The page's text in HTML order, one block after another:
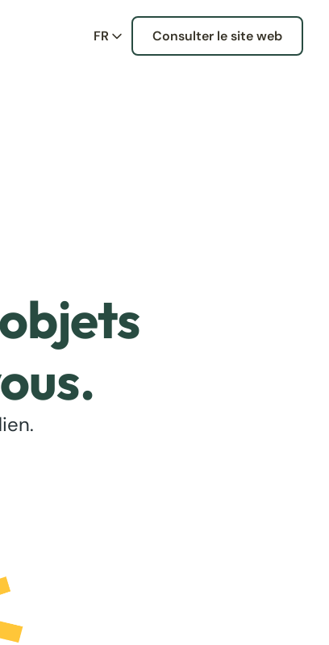
FR Consulter le site web